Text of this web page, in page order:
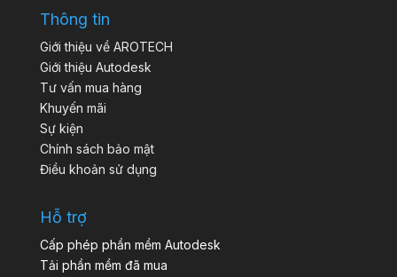
Thông tin
Giới thiệu về AROTECH
Giới thiệu Autodesk
Tư vấn mua hàng
Khuyến mãi
Sự kiện
Chính sách bảo mật
Điều khoản sử dụng
Hỗ trợ
Cấp phép phần mềm Autodesk
Tải phần mềm đã mua